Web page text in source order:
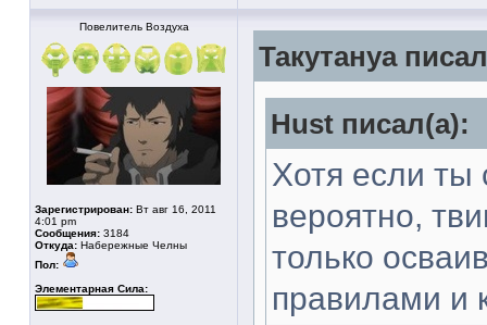
Повелитель Воздуха
Зарегистрирован: Вт авг 16, 2011
4:01 pm
Сообщения: 3184
Откуда: Набережные Челны
Пол:
Элементарная Сила:
Такутануа
Hust писал(а):
Хотя если ты
вероятно,
только
правилами и